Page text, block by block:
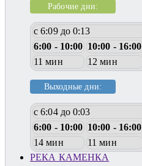
Рабочие дни:
с 6:09 до 0:13
6:00 - 10:00 10:00 - 16:00
11 мин
12 мин
Выходные дни:
с 6:04 до 0:03
6:00 - 10:00 10:00 - 16:00
14 мин
11 мин
РЕКА КАМЕНКА